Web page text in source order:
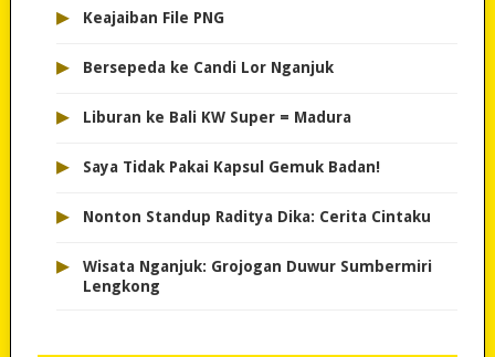
▸ Keajaiban File PNG
▸ Bersepeda ke Candi Lor Nganjuk
▸ Liburan ke Bali KW Super = Madura
▸ Saya Tidak Pakai Kapsul Gemuk Badan!
▸ Nonton Standup Raditya Dika: Cerita Cintaku
▸
Wisata Nganjuk: Grojogan Duwur Sumbermiri
Lengkong